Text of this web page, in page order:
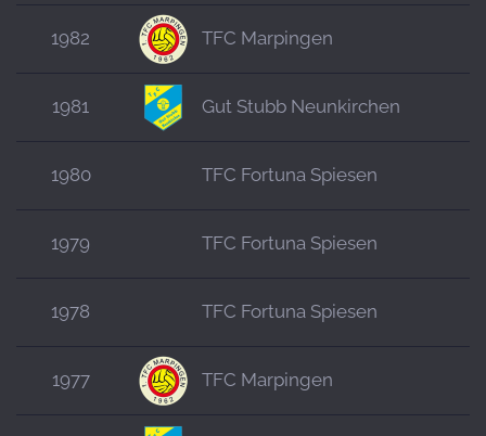
1982 TFC Marpingen
1981 Gut Stubb Neunkirchen
1980 TFC Fortuna Spiesen
1979 TFC Fortuna Spiesen
1978 TFC Fortuna Spiesen
1977 TFC Marpingen